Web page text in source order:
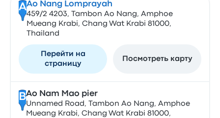
AAo Nang Lomprayah
459/2 4203, Tambon Ao Nang, Amphoe
Mueang Krabi, Chang Wat Krabi 81000,
Thailand
Перейти на
страницу
Посмотреть карту
BAo Nam Mao pier
Unnamed Road, Tambon Ao Nang, Amphoe
Mueang Krabi, Chang Wat Krabi 81000,